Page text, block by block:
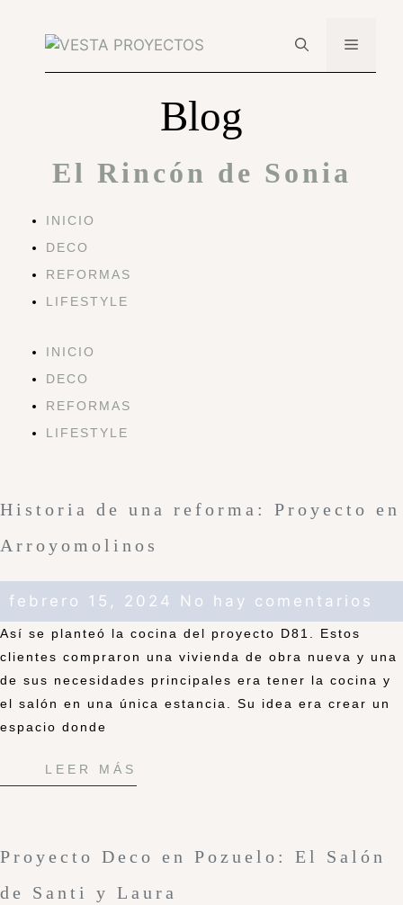
contenido
Menú
Blog
El Rincón de Sonia
INICIO
DECO
REFORMAS
LIFESTYLE
INICIO
DECO
REFORMAS
LIFESTYLE
Historia de una reforma: Proyecto en
Arroyomolinos
febrero 15, 2024 No hay comentarios
Así se planteó la cocina del proyecto D81. Estos
clientes compraron una vivienda de obra nueva y una
de sus necesidades principales era tener la cocina y
el salón en una única estancia. Su idea era crear un
espacio donde
LEER MÁS
Proyecto Deco en Pozuelo: El Salón
de Santi y Laura